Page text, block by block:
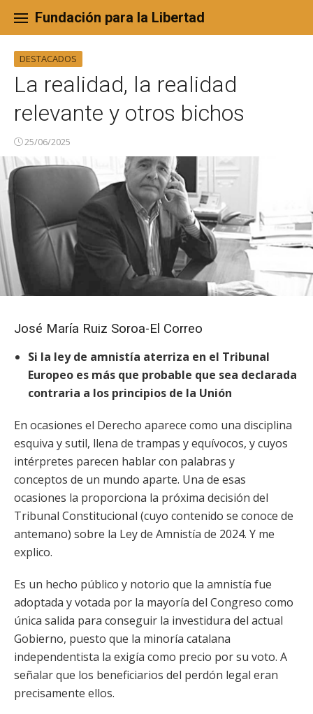
content
Fundación para la Libertad
DESTACADOS
La realidad, la realidad
relevante y otros bichos
25/06/2025
José María Ruiz Soroa-El Correo
Si la ley de amnistía aterriza en el Tribunal
Europeo es más que probable que sea declarada
contraria a los principios de la Unión
En ocasiones el Derecho aparece como una disciplina
esquiva y sutil, llena de trampas y equívocos, y cuyos
intérpretes parecen hablar con palabras y
conceptos de un mundo aparte. Una de esas
ocasiones la proporciona la próxima decisión del
Tribunal Constitucional (cuyo contenido se conoce de
antemano) sobre la Ley de Amnistía de 2024. Y me
explico.
Es un hecho público y notorio que la amnistía fue
adoptada y votada por la mayoría del Congreso como
única salida para conseguir la investidura del actual
Gobierno, puesto que la minoría catalana
independentista la exigía como precio por su voto. A
señalar que los beneficiarios del perdón legal eran
precisamente ellos.